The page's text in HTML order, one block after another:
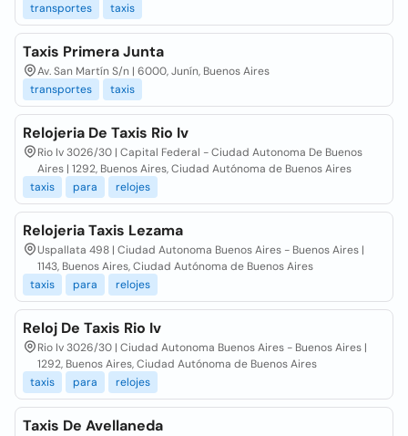
transportes
taxis
Taxis Primera Junta
Av. San Martín S/n | 6000, Junín, Buenos Aires
transportes
taxis
Relojeria De Taxis Rio Iv
Rio Iv 3026/30 | Capital Federal - Ciudad Autonoma De Buenos
Aires | 1292, Buenos Aires, Ciudad Autónoma de Buenos Aires
taxis
para relojes
Relojeria Taxis Lezama
Uspallata 498 | Ciudad Autonoma Buenos Aires - Buenos Aires |
1143, Buenos Aires, Ciudad Autónoma de Buenos Aires
taxis
para relojes
Reloj De Taxis Rio Iv
Rio Iv 3026/30 | Ciudad Autonoma Buenos Aires - Buenos Aires |
1292, Buenos Aires, Ciudad Autónoma de Buenos Aires
taxis
para relojes
Taxis De Avellaneda